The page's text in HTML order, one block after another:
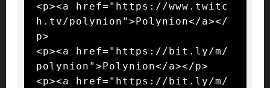
<p><a href="https://www.twitc
h.tv/polynion">Polynion</a></
p>
<p><a href="https://bit.ly/m/
polynion">Polynion</a></p>
<p><a href="https://bit.ly/m/